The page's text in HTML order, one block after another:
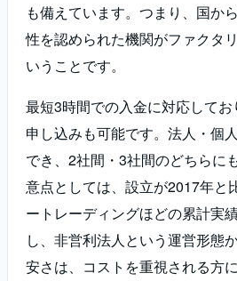
も備えています。つまり、国か
性を認められた機関がファクタ
いうことです。
最短3時間での入金に対応して
申し込みも可能です。法人・個
でき、2社間・3社間のどちらに
意点としては、設立が2017年と
ートレーディングほどの累計実
し、非営利法人という運営形態
安さは、コストを重視される方